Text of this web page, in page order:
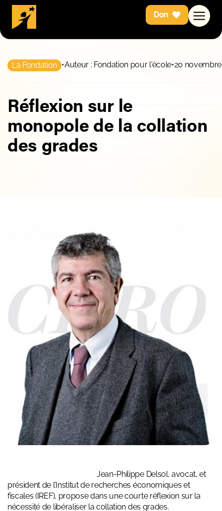
Don
La Fondation •Auteur : Fondation pour l'école•20 novembre
Réflexion sur le
monopole de la collation
des grades
Jean-Philippe Delsol, avocat, et
président de l’Institut de recherches économiques et
fiscales (IREF), propose dans une courte réflexion sur la
nécessité de libéraliser la collation des grades.